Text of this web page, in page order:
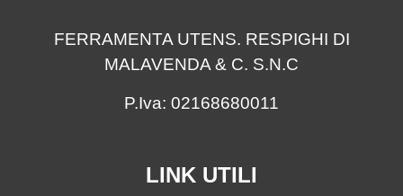
FERRAMENTA UTENS. RESPIGHI DI
MALAVENDA & C. S.N.C
P.Iva: 02168680011
LINK UTILI